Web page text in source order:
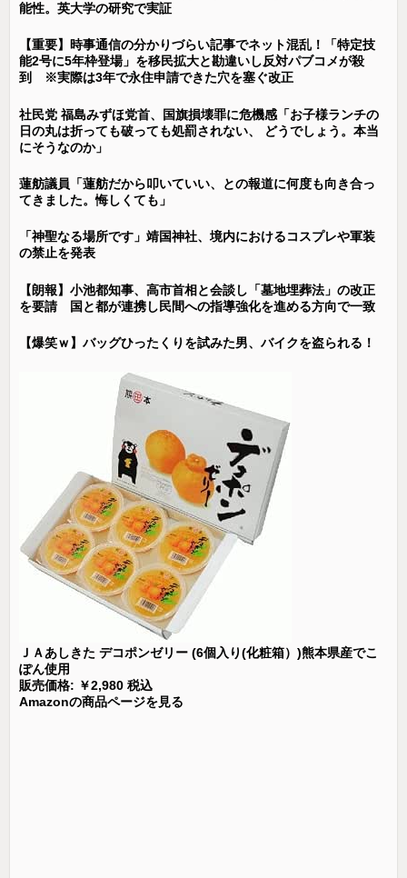
能性。英大学の研究で実証
【重要】時事通信の分かりづらい記事でネット混乱！「特定技
能2号に5年枠登場」を移民拡大と勘違いし反対パブコメが殺
到 ※実際は3年で永住申請できた穴を塞ぐ改正
社民党 福島みずほ党首、国旗損壊罪に危機感「お子様ランチの
日の丸は折っても破っても処罰されない、 どうでしょう。本当
にそうなのか」
蓮舫議員「蓮舫だから叩いていい、との報道に何度も向き合っ
てきました。悔しくても」
「神聖なる場所です」靖国神社、境内におけるコスプレや軍装
の禁止を発表
【朗報】小池都知事、高市首相と会談し「墓地埋葬法」の改正
を要請 国と都が連携し民間への指導強化を進める方向で一致
【爆笑ｗ】バッグひったくりを試みた男、バイクを盗られる！
ＪＡあしきた デコポンゼリー (6個入り(化粧箱）)熊本県産でこ
ぽん使用
販売価格: ￥2,980 税込
Amazonの商品ページを見る